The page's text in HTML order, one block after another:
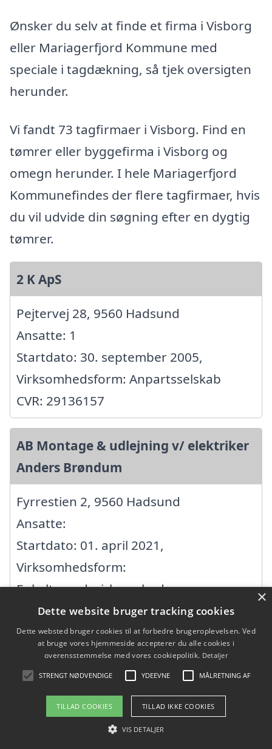
Ønsker du selv at finde et firma i Visborg
eller Mariagerfjord Kommune med
speciale i tagdækning, så tjek oversigten
herunder.
Vi fandt 73 tagfirmaer i Visborg. Find en
tømrer eller byggefirma i Visborg og
omegn herunder. I hele Mariagerfjord
Kommunefindes der flere tagfirmaer, hvis
du vil udvide din søgning efter en dygtig
tømrer.
2 K ApS
Pejtervej 28, 9560 Hadsund
Ansatte: 1
Startdato: 30. september 2005,
Virksomhedsform: Anpartsselskab
CVR: 29136157
AB Montage & udlejning v/ elektriker
Anders Brøndum
Fyrrestien 2, 9560 Hadsund
Ansatte:
Startdato: 01. april 2021,
Virksomhedsform:
Enkeltmandsvirksomhed
CVR: 42285870
Arden Mureren ApS
Ansatte:
Startdato: 20. april 2021,
×
Dette website bruger tracking cookies
Dette websted bruger cookies til at forbedre brugeroplevelsen. Ved
at bruge vores hjemmeside accepterer du alle cookies i
overensstemmelse med vores cookiepolitik. Detaljer
STRENGT NØDVENDIGE YDEEVNE MÅLRETNING AF
TILLAD COOKIES TILLAD IKKE COOKIES
VIS DETALJER